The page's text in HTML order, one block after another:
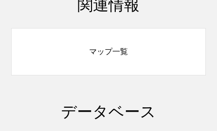
マップ一覧
データベース